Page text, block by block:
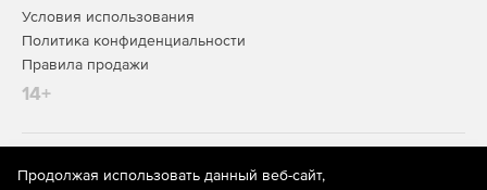
Условия использования
Политика конфиденциальности
Правила продажи
14+
На информационном ресурсе store.softline.ru применяются
Продолжая использовать данный веб-сайт,